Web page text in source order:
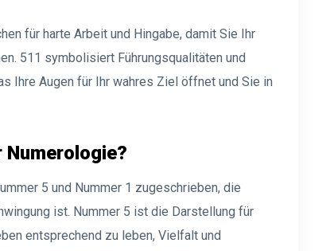
für harte Arbeit und Hingabe, damit Sie Ihr
511 symbolisiert Führungsqualitäten und
Ihre Augen für Ihr wahres Ziel öffnet und Sie in
Numerologie?
5 und Nummer 1 zugeschrieben, die
ist. Nummer 5 ist die Darstellung für
entsprechend zu leben, Vielfalt und